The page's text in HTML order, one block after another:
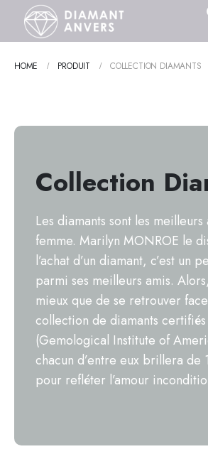
HOME PRODUIT COLLECTION DIAMANTS
Collection
Les diamants sont les meilleurs
femme. Marilyn MONROE le
l’achat d’un diamant, c’est un
parmi ses meilleurs amis.
mieux que de se retrouver
collection de diamants
(Gemological Institute of
chacun d’entre eux brillera de
pour refléter l’amour